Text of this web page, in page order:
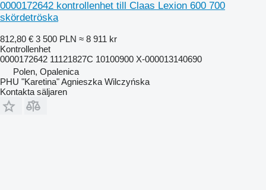
0000172642 kontrollenhet till Claas Lexion 600 700
skördetröska
812,80 € 3 500 PLN ≈ 8 911 kr
Kontrollenhet
0000172642 11121827C 10100900 X-000013140690
Polen, Opalenica
PHU "Karetina" Agnieszka Wilczyńska
Kontakta säljaren